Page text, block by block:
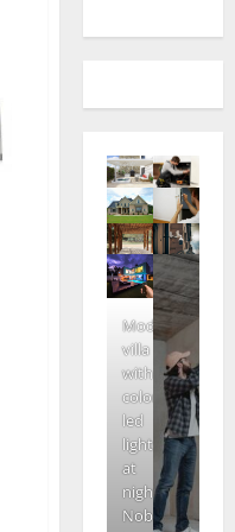
Modern
villa
with
colored
led
lights
at
night.
Nobody